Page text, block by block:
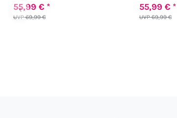
‹
UVP 69,99 €
55,99 € *
UVP 69,99 €
55,99 € *